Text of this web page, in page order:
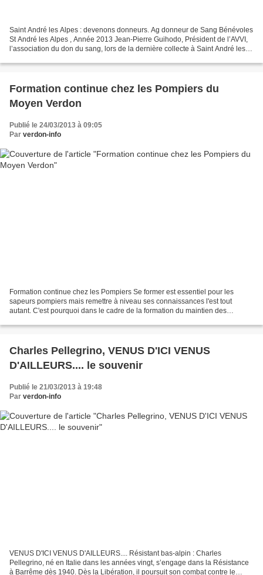
Saint André les Alpes : devenons donneurs. Ag donneur de Sang Bénévoles
St André les Alpes , Année 2013 Jean-Pierre Guihodo, Président de l’AVVI,
l’association du don du sang, lors de la dernière collecte à Saint André les
Formation continue chez les Pompiers du
Moyen Verdon
Publié le 24/03/2013 à 09:05
Par verdon-info
Formation continue chez les Pompiers Se former est essentiel pour les
sapeurs pompiers mais remettre à niveau ses connaissances l'est tout
autant. C'est pourquoi dans le cadre de la formation du maintien des
Charles Pellegrino, VENUS D'ICI VENUS
D'AILLEURS.... le souvenir
Publié le 21/03/2013 à 19:48
Par verdon-info
VENUS D'ICI VENUS D'AILLEURS.... Résistant bas-alpin : Charles
Pellegrino, né en Italie dans les années vingt, s’engage dans la Résistance
à Barrême dès 1940. Dès la Libération, il poursuit son combat contre le